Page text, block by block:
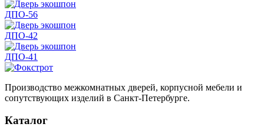
ДПО-56
ДПО-42
ДПО-41
Производство межкомнатных дверей, корпусной мебели и
сопутствующих изделий в Санкт-Петербурге.
Каталог